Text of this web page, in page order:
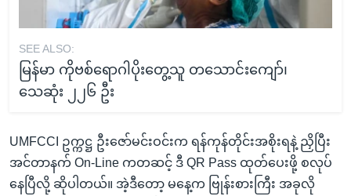
SEE ALSO:
မြန်မာ ကိုဗစ်ရောဂါပိုးတွေ့သူ တသောင်းကျော်၊
သေဆုံး ၂၂၆ ဦး
UMFCCI ဥက္ကဋ္ဌ ဦးဇော်မင်းဝင်းက ရန်ကုန်တိုင်းအစိုးရနဲ့ ညှိပြီး
အင်တာနက် On-Line ကတဆင့် ဒီ QR Pass ထုတ်ပေးဖို့ စလုပ်
နေပြီလို့ ဆိုပါတယ်။ အဲ့ဒီတော့ မနေ့က ဗြုန်းစားကြီး အခုလို